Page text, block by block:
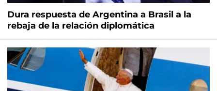
Dura respuesta de Argentina a Brasil a la
rebaja de la relación diplomática